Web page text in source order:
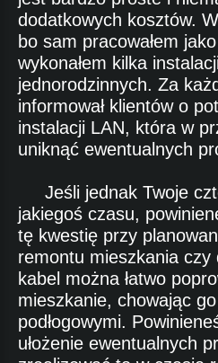
dodatkowych kosztów.
bo sam pracowałem
wykonałem kilka
jednorodzinnych. Za
informował klientów o
instalacji LAN, która w
uniknąć ewentualnych
Jeśli jednak Twoje
jakiegoś czasu,
tę kwestię przy
remontu mieszkania
kabel można łatwo
mieszkanie, chowając
podłogowymi.
ułożenie ewentualnych